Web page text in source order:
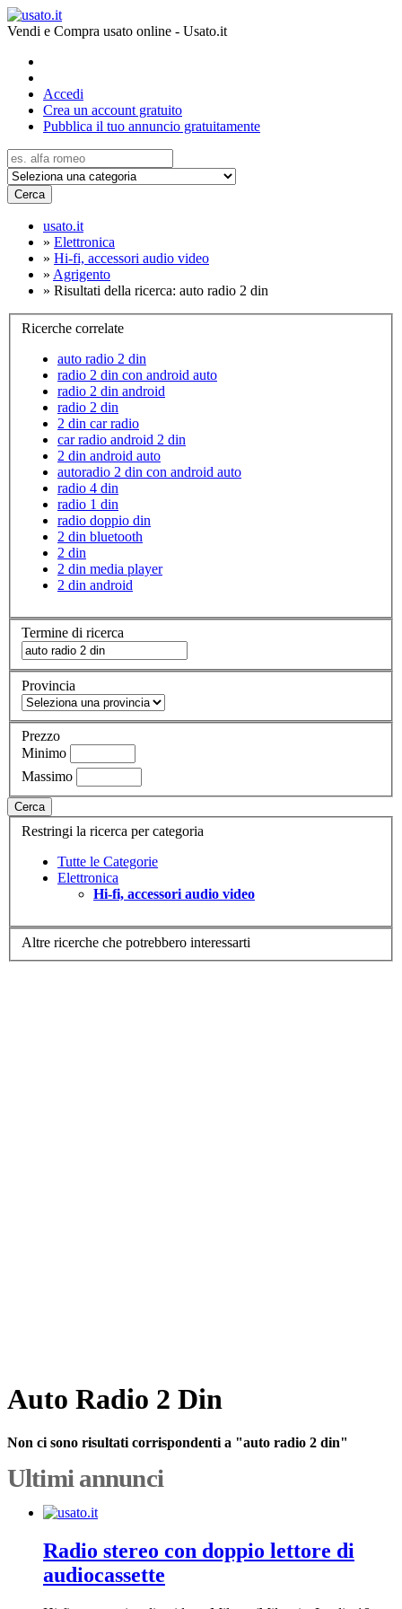
Vendi e Compra usato online - Usato.it
Accedi
Crea un account gratuito
Pubblica il tuo annuncio gratuitamente
Cerca
usato.it
» Elettronica
» Hi-fi, accessori audio video
» Agrigento
» Risultati della ricerca: auto radio 2 din
Ricerche correlate
auto radio 2 din
radio 2 din con android auto
radio 2 din android
radio 2 din
2 din car radio
car radio android 2 din
2 din android auto
autoradio 2 din con android auto
radio 4 din
radio 1 din
radio doppio din
2 din bluetooth
2 din
2 din media player
2 din android
Termine di ricerca
Provincia
Prezzo
Minimo
Massimo
Cerca
Restringi la ricerca per categoria
Tutte le Categorie
Elettronica
Hi-fi, accessori audio video
Altre ricerche che potrebbero interessarti
Auto Radio 2 Din
Non ci sono risultati corrispondenti a "auto radio 2 din"
Ultimi annunci
Radio stereo con doppio lettore di
audiocassette